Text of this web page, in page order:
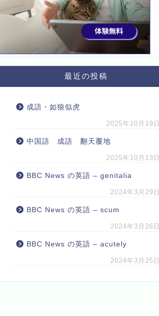
最近の投稿
成語・如狼似虎
2025年10月19日
中国語 成語 翻天覆地
2025年10月13日
BBC News の英語 – genitalia
2024年3月29日
BBC News の英語 – scum
2024年3月26日
BBC News の英語 – acutely
2024年3月25日